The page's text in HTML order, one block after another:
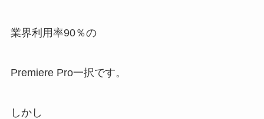
業界利用率90％の
Premiere Pro一択です。
しかし